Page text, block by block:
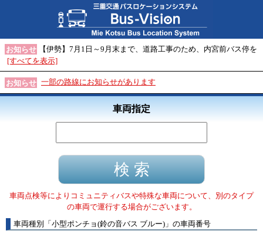
お知らせ
【伊勢】7月1日～9月末まで、道路工事のため、内宮前バス停を
[すべてを表示]
お知らせ 一部の路線にお知らせがあります
車両指定
車両点検等によりコミュニティバスや特殊な車両について、別のタイプ
の車両で運行する場合がございます。
車両種別
「 小型ポンチョ(鈴の音バス ブルー) 」 の車両番号